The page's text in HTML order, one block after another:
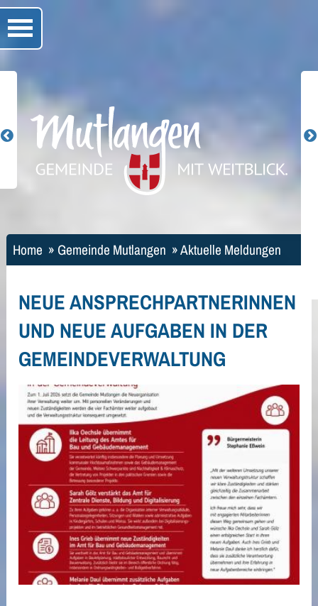
Home » Gemeinde Mutlangen »Aktuelle Meldungen
NEUE ANSPRECHPARTNERINNEN
UND NEUE AUFGABEN IN DER
GEMEINDEVERWALTUNG